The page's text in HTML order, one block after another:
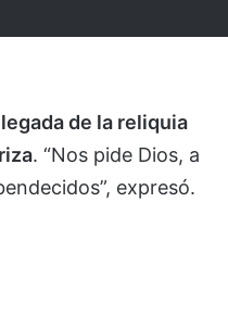
de la reliquia
. “Nos pide Dios, a
expresó.